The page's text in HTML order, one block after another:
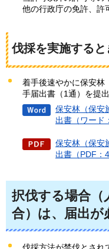
他の行政庁の免許、許
伐採を実施する
着手後速やかに保安林
手届出書（1通）を提
保安林（保安
出書（ワード
保安林（保安
出書（PDF：
択伐する場合（
合）は、届出が